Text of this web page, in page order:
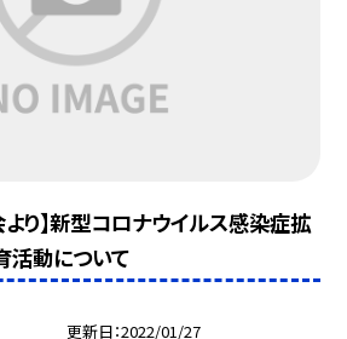
り】新型コロナウイルス感染症拡
活動について
更新日 2022/01/27